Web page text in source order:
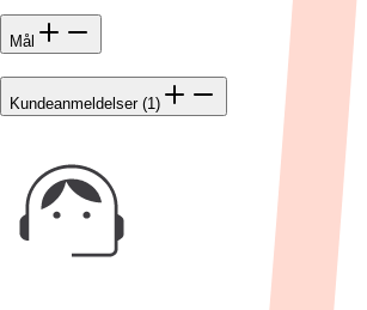
Mål
Kundeanmeldelser (1)